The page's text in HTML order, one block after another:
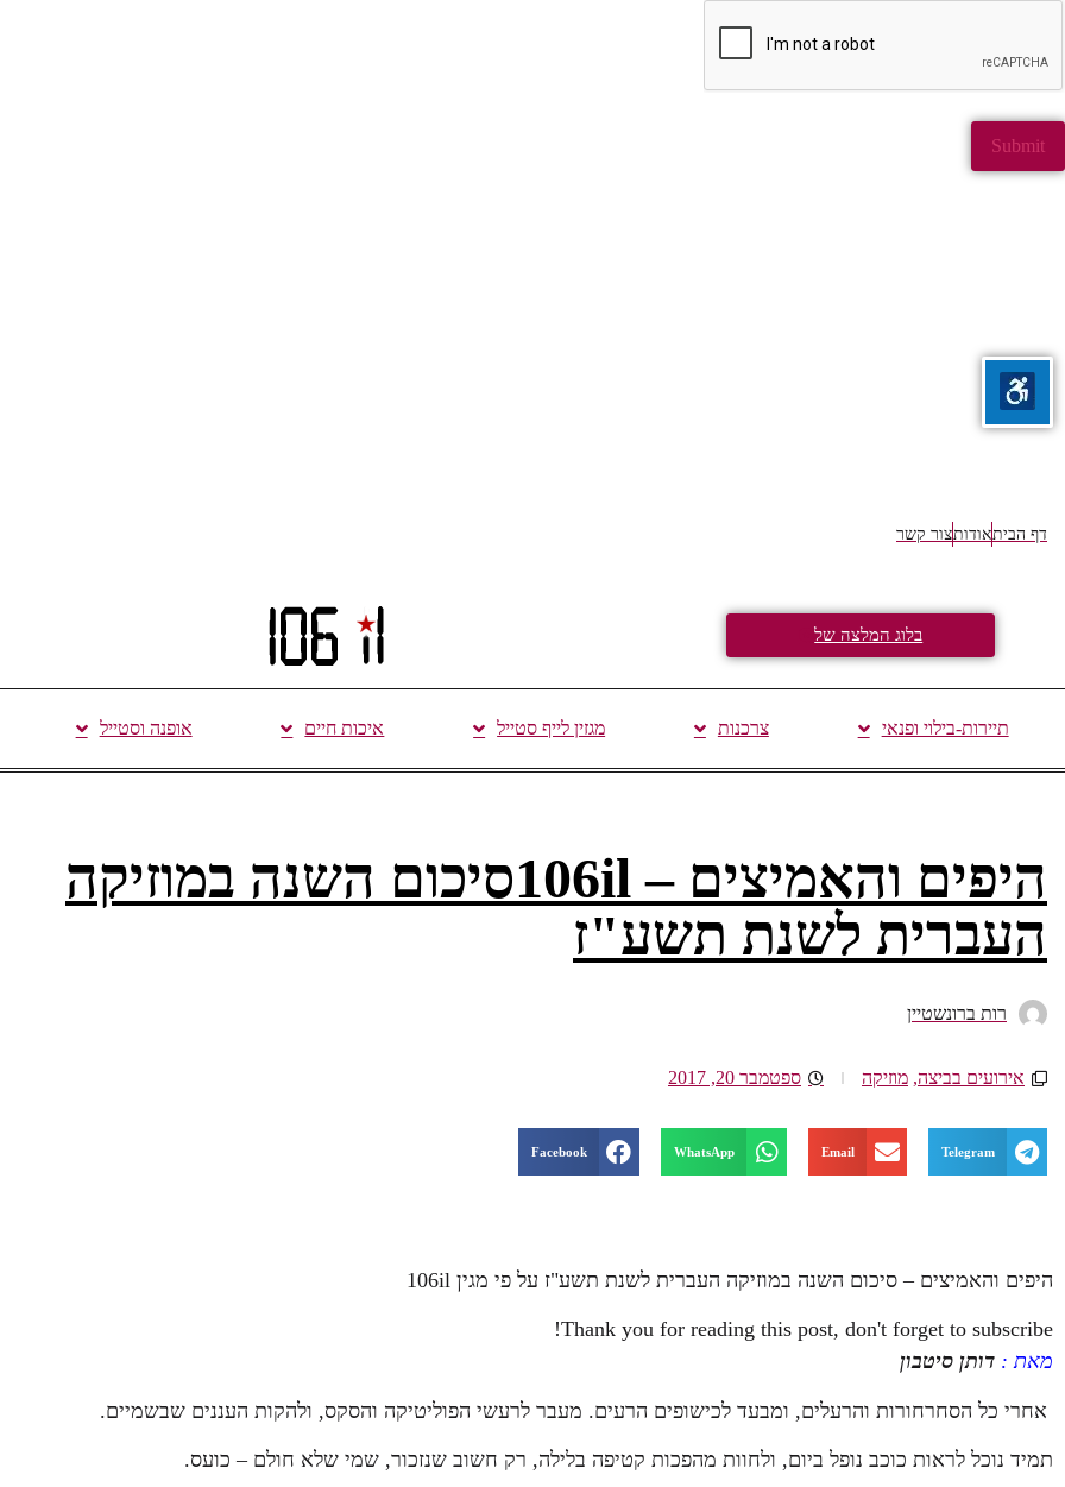
דף הביתאודותצור קשר
בלוג המלצה של
תיירות-בילוי ופנאי צרכנות מגזין לייף סטייל איכות חיים אופנה וסטייל
היפים והאמיצים – 106ilסיכום השנה במוזיקה
העברית לשנת תשע"ז
רות ברונשטיין
אירועים בביצה, מוזיקה ספטמבר 20, 2017
Telegram
Email
WhatsApp
Facebook
היפים והאמיצים – סיכום השנה במוזיקה העברית לשנת תשע"ז על פי מגין 106il
Thank you for reading this post, don't forget to subscribe!
מאת : דותן סיטבון
אחרי כל הסחרחורות והרעלים, ומבעד לכישופים הרעים. מעבר לרעשי הפוליטיקה והסקס, ולהקות העננים שבשמיים.
תמיד נוכל לראות כוכב נופל ביום, ולחוות מהפכות קטיפה בלילה, רק חשוב שנזכור, שמי שלא חולם – כועס.